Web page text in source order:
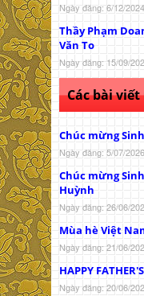
Ngày đăng: 6/12/
Thầy Phạm
Văn To
Ngày đăng: 15/09/
Các bài
Chúc mừng
Ngày đăng: 5/07/
Chúc mừng
Huỳnh
Ngày đăng: 26/06/
Mùa hè Việt
Ngày đăng: 21/06/
HAPPY
Ngày đăng: 20/06/